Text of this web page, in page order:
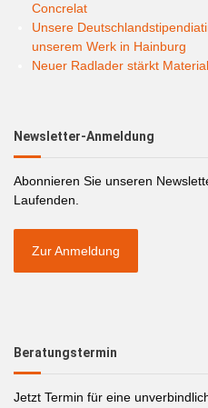
Concrelat
Unsere
unserem Werk in Hainburg
Neuer Radlader stärkt
Newsletter-Anmeldung
Abonnieren Sie unseren
Laufenden.
Zur Anmeldung
Beratungstermin
Jetzt Termin für eine